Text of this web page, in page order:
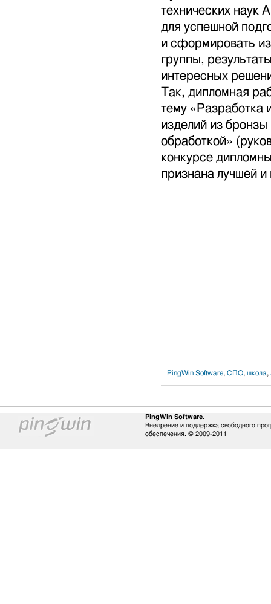
технических наук
для успешной
и сформировать
группы,
интересных
Так, дипломная
тему «Разработка
изделий из
обработкой»
конкурсе
признана лучшей и
PingWin Software, СПО, школа,
PingWin Software.
Внедрение и поддержка свободного
обеспечения. © 2009-2011